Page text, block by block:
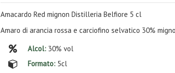
Amacardo Red mignon Distilleria Belfiore 5 cl
Amaro di arancia rossa e carciofino selvatico 30%
Alcol: 30% vol
Formato: 5cl